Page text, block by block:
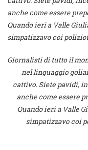
anche come essere
Quando ieri a Valle
simpatizzavo coi
Giornalisti di tutto il
nel linguaggio
cattivo. Siete pavidi,
anche come essere
Quando ieri a Valle
simpatizzavo coi